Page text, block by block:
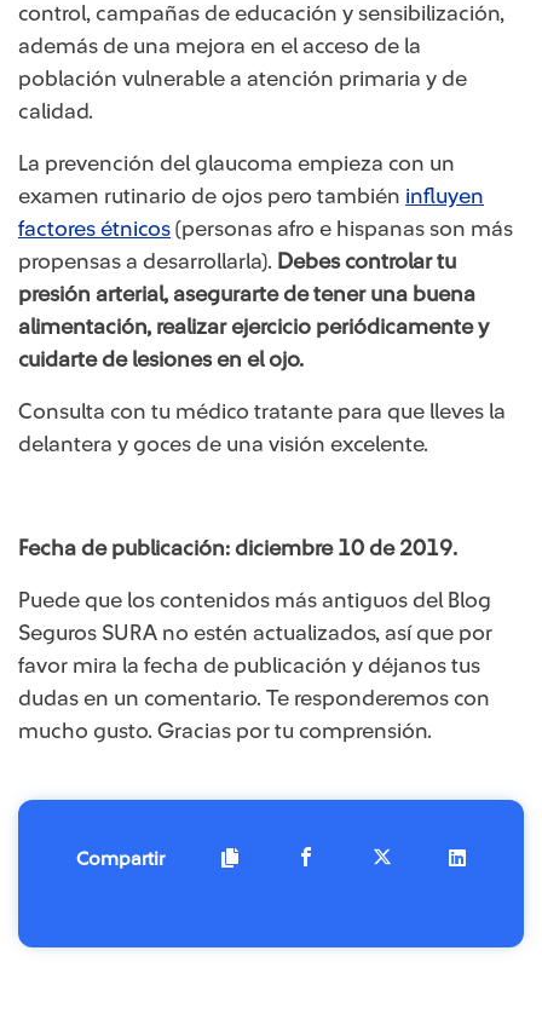
control, campañas de educación y sensibilización,
además de una mejora en el acceso de la
población vulnerable a atención primaria y de
calidad.
La prevención del glaucoma empieza con un
examen rutinario de ojos pero también influyen
factores étnicos ​​(personas afro e hispanas son más
propensas a desarrollarla). Debes controlar tu
presión arterial, asegurarte de tener una buena
alimentación, realizar ejercicio periódicamente y
cuidarte de lesiones en el ojo.
Consulta con tu médico tratante para que lleves la
delantera y goces de una visión excelente.
Fecha de publicación: diciembre 10 de 2019.
Puede que los contenidos más ​​antiguos del Blog
Seguros SURA no estén actualizados, así que por
favor mira la fecha de publicación y déjanos tus
dudas en un comentario. Te responderemos con
mucho gusto. Gracias por tu comprensión.​​​​​​
Compartir